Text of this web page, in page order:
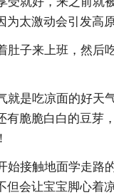
为太激动会引发
肚子来上班，然后
就是吃凉面的好天
有脆脆白白的豆芽
始接触地面学走路
但会让宝宝脚心着